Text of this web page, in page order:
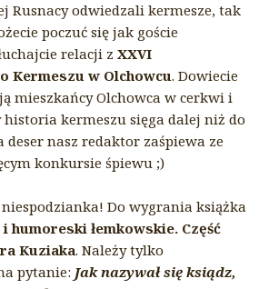
Rusnacy odwiedzali kermesze, tak
poczuć się jak goście
relacji zXXVI
Kermeszu w Olchowcu. Dowiecie
mieszkańcy Olchowca w cerkwi i
historia kermeszu sięga dalej niż do
deser nasz redaktor zaśpiewa ze
konkursie śpiewu ;)
niespodzianka! Do wygrania książka
humoreski łemkowskie. Część
Kuziaka. Należy tylko
pytanie: Jak nazywał się ksiądz,